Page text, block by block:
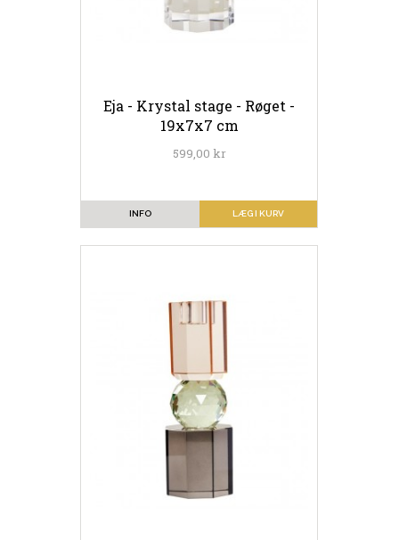
Eja - Krystal stage - Røget -
19x7x7 cm
599,00 kr
LÆG I KURV
INFO